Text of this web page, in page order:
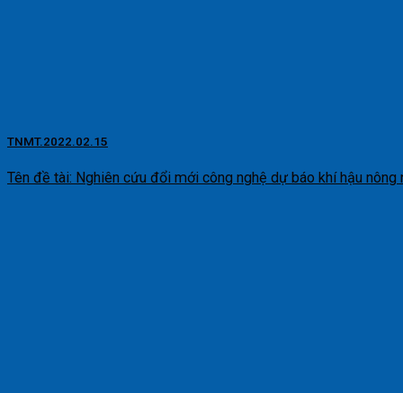
TNMT.2022.02.15
Tên đề tài: Nghiên cứu đổi mới công nghệ dự báo khí hậu nông